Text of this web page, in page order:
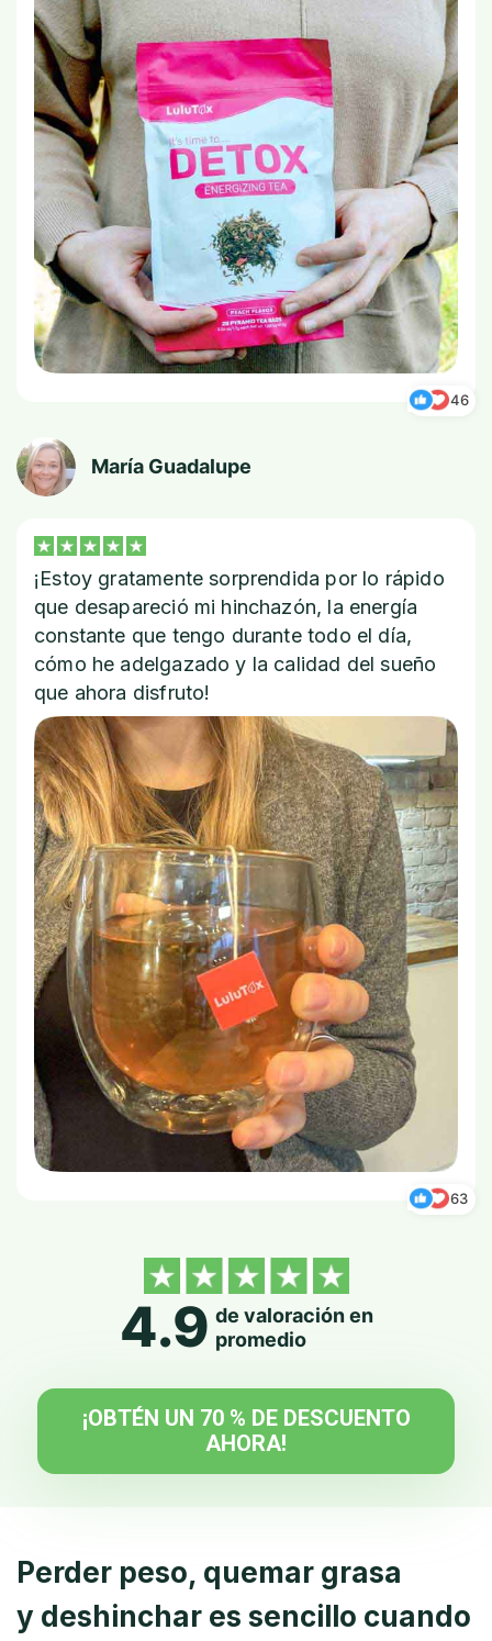
46
María Guadalupe
¡Estoy gratamente sorprendida por lo rápido
que desapareció mi hinchazón, la energía
constante que tengo durante todo el día,
cómo he adelgazado y la calidad del sueño
que ahora disfruto!
63
4.9 de valoración en
promedio
¡OBTÉN UN 70 % DE DESCUENTO
AHORA!
Perder peso, quemar grasa
y deshinchar es sencillo cuando